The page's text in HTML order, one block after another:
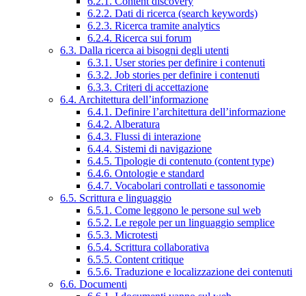
6.2.2. Dati di ricerca (search keywords)
6.2.3. Ricerca tramite analytics
6.2.4. Ricerca sui forum
6.3. Dalla ricerca ai bisogni degli utenti
6.3.1. User stories per definire i contenuti
6.3.2. Job stories per definire i contenuti
6.3.3. Criteri di accettazione
6.4. Architettura dell’informazione
6.4.1. Definire l’architettura dell’informazione
6.4.2. Alberatura
6.4.3. Flussi di interazione
6.4.4. Sistemi di navigazione
6.4.5. Tipologie di contenuto (content type)
6.4.6. Ontologie e standard
6.4.7. Vocabolari controllati e tassonomie
6.5. Scrittura e linguaggio
6.5.1. Come leggono le persone sul web
6.5.2. Le regole per un linguaggio semplice
6.5.3. Microtesti
6.5.4. Scrittura collaborativa
6.5.5. Content critique
6.5.6. Traduzione e localizzazione dei contenuti
6.6. Documenti